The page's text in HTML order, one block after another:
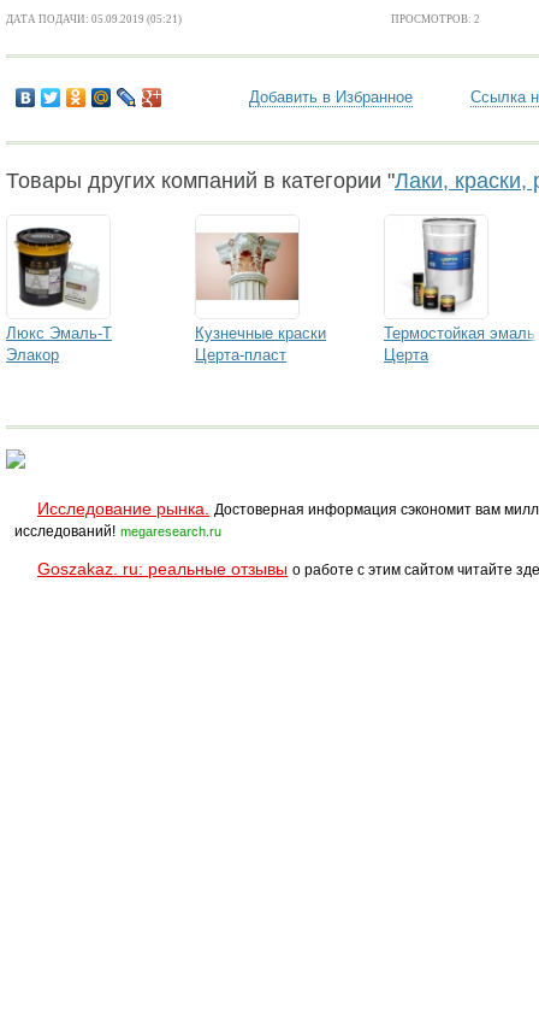
ДАТА ПОДАЧИ: 05.09.2019 (05:21) ПРОСМОТРОВ: 2
Добавить в Избранное Ссылка
Товары других компаний в категории "Лаки, краски,
Люкс Эмаль-Т
Элакор
Кузнечные краски
Церта-пласт
Термостойкая эмаль
Церта
Исследование рынка.
Достоверная информация сэкономит вам
исследований! megaresearch.ru
Goszakaz. ru: реальные отзывы о работе с этим сайтом читайте